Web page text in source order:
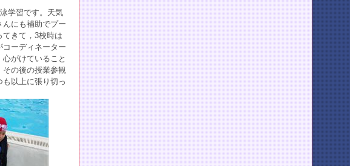
学習です。天気
んにも補助でプー
きて，3校時は
コーディネーター
がけていること
その後の授業参観
以上に張り切っ